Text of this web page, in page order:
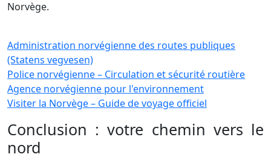
Norvège.
Administration norvégienne des routes publiques
(Statens vegvesen)
Police norvégienne – Circulation et sécurité routière
Agence norvégienne pour l'environnement
Visiter la Norvège – Guide de voyage officiel
Conclusion : votre chemin vers le
nord